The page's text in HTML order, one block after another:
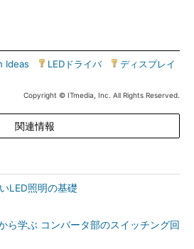
Ideas LEDドライバ| ディスプレイ
Copyright © ITmedia, Inc. All Rights Reserved.
関連情報
LED照明の基礎
ら学ぶ コンバータ部のスイッチング回